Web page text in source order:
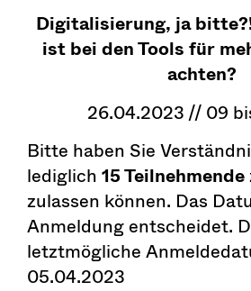
Digitalisierung, ja
ist bei den Tools für
achten?
26.04.2023 // 09
Bitte haben Sie
lediglich15 Teilnehmende
zulassen können. Das
Anmeldung entscheidet.
letztmögliche
05.04.2023